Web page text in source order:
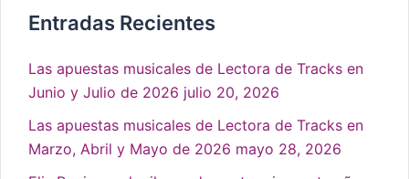
Entradas Recientes
Las apuestas musicales de Lectora de Tracks en
Junio y Julio de 2026 julio 20, 2026
Las apuestas musicales de Lectora de Tracks en
Marzo, Abril y Mayo de 2026 mayo 28, 2026